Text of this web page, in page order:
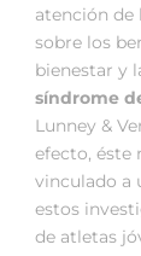
atención de
sobre los
bienestar y
síndrome
Lunney &
efecto, éste
vinculado a
estos
de atletas